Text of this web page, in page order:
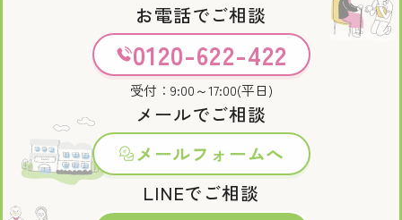
お電話でご相談
0120-622-422
受付：9:00～17:00(平日)
メールでご相談
メールフォームへ
LINEでご相談